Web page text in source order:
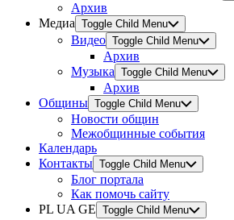
Архив
Медиа Toggle Child Menu
Видео Toggle Child Menu
Архив
Музыка Toggle Child Menu
Архив
Общины Toggle Child Menu
Новости общин
Межобщинные события
Календарь
Контакты Toggle Child Menu
Блог портала
Как помочь сайту
PL UA GE Toggle Child Menu